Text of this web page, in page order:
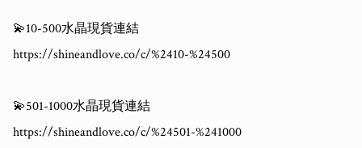
💫10-500水晶現貨連結
https://shineandlove.co/c/%2410-%24500
💫501-1000水晶現貨連結
https://shineandlove.co/c/%24501-%241000